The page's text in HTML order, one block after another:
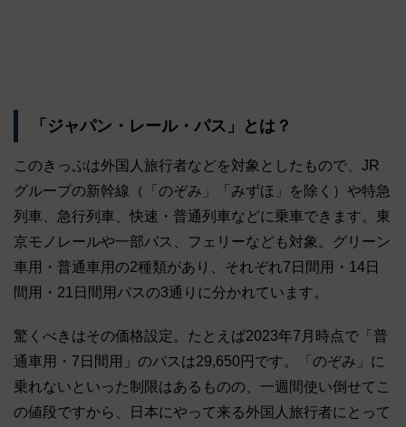
「ジャパン・レール・パス」とは？
このきっぷは外国人旅行者などを対象としたもので、JR
グループの新幹線（「のぞみ」「みずほ」を除く）や特急
列車、急行列車、快速・普通列車などに乗車できます。東
京モノレールや一部バス、フェリーなども対象。グリーン
車用・普通車用の2種類があり、それぞれ7日間用・14日
間用・21日間用パスの3通りに分かれています。
驚くべきはその価格設定。たとえば2023年7月時点で「普
通車用・7日間用」のパスは29,650円です。「のぞみ」に
乗れないといった制限はあるものの、一週間使い倒せてこ
の値段ですから、日本にやって来る外国人旅行者にとって